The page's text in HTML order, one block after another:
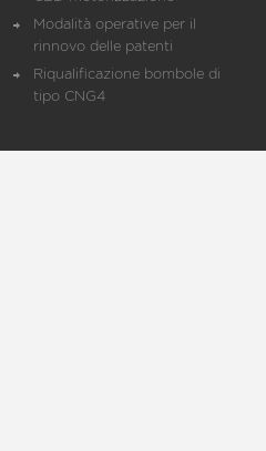
Modalità operative per il
rinnovo delle patenti
Riqualificazione bombole di
tipo CNG4